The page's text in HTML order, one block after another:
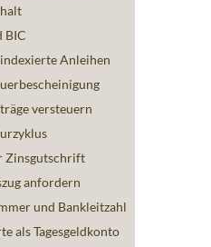
BIC
Anleihen
versteuern
Zinsgutschrift
anfordern
und Bankleitzahl
als Tagesgeldkonto